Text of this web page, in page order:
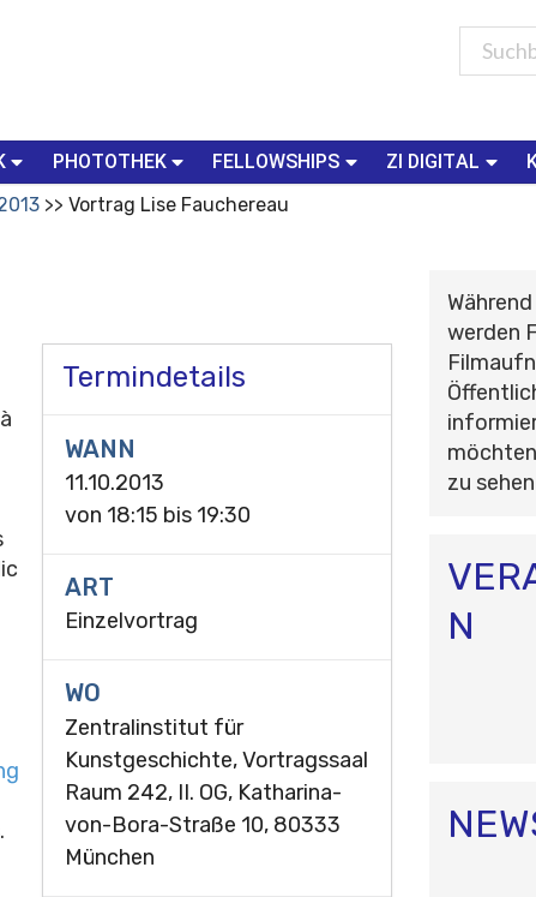
PHOTOTHEK FELLOWSHIPS ZI DIGITAL
Vortrag Lise Fauchereau
Termindetails
WANN
11.10.2013
von 18:15 bis 19:30
ART
Einzelvortrag
WO
Zentralinstitut für
Kunstgeschichte, Vortragssaal
Raum 242, II. OG, Katharina-
von-Bora-Straße 10, 80333
München
werden
zu
N